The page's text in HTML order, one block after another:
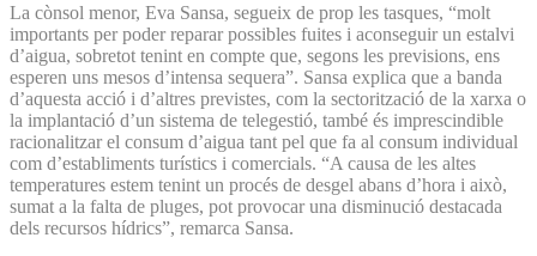
La cònsol menor, Eva Sansa, segueix de prop les tasques, “molt
importants per poder reparar possibles fuites i aconseguir un estalvi
d’aigua, sobretot tenint en compte que, segons les previsions, ens
esperen uns mesos d’intensa sequera”. Sansa explica que a banda
d’aquesta acció i d’altres previstes, com la sectorització de la xarxa o
la implantació d’un sistema de telegestió, també és imprescindible
racionalitzar el consum d’aigua tant pel que fa al consum individual
com d’establiments turístics i comercials. “A causa de les altes
temperatures estem tenint un procés de desgel abans d’hora i això,
sumat a la falta de pluges, pot provocar una disminució destacada
dels recursos hídrics”, remarca Sansa.